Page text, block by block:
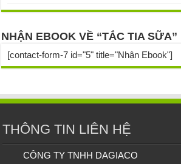
NHẬN EBOOK VỀ “TẮC TIA SỮA”
[contact-form-7 id="5" title="Nhận Ebook"]
THÔNG TIN LIÊN HỆ
CÔNG TY TNHH DAGIACO